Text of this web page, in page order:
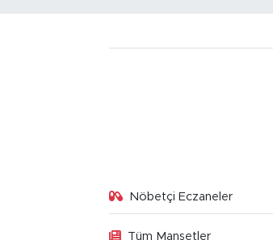
Nöbetçi Eczaneler
Tüm Manşetler